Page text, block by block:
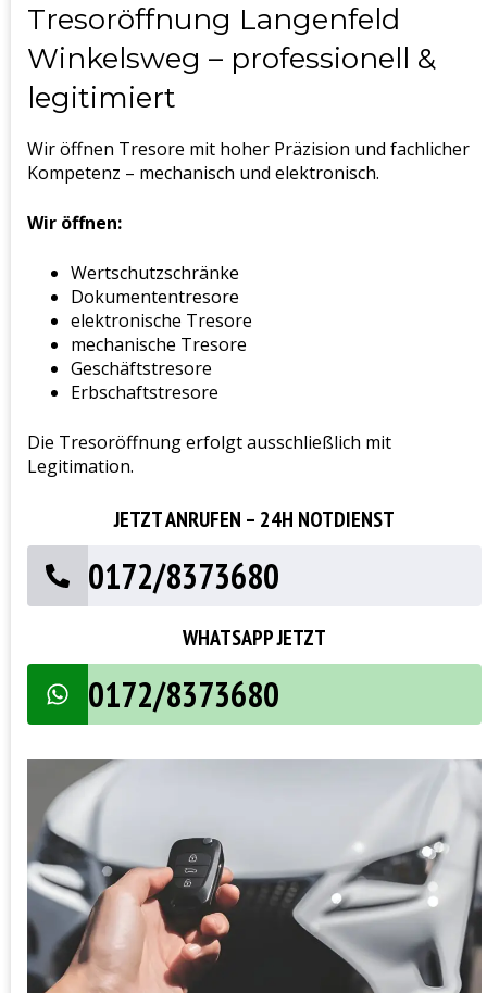
Tresoröffnung Langenfeld
Winkelsweg – professionell &
legitimiert
Wir öffnen Tresore mit hoher Präzision und fachlicher
Kompetenz – mechanisch und elektronisch.
Wir öffnen:
Wertschutzschränke
Dokumententresore
elektronische Tresore
mechanische Tresore
Geschäftstresore
Erbschaftstresore
Die Tresoröffnung erfolgt ausschließlich mit
Legitimation.
JETZT ANRUFEN – 24H NOTDIENST
0172/8373680
WHATSAPP JETZT
0172/8373680